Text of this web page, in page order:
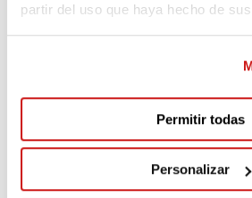
partir del uso que haya hecho de
Permitir todas
Personalizar
Soy amiga de la vecina rubia. Ojalá
cumplan sus sueños!💞
Mil y un
LÍDER Hace
Muchísimas gracias por tu
seguro que lo